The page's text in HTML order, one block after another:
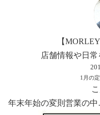
【
店舗情報や日常
1月の
年末年始の変則営業の